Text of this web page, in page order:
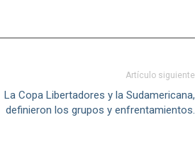
Artículo siguiente
La Copa Libertadores y la Sudamericana,
definieron los grupos y enfrentamientos.